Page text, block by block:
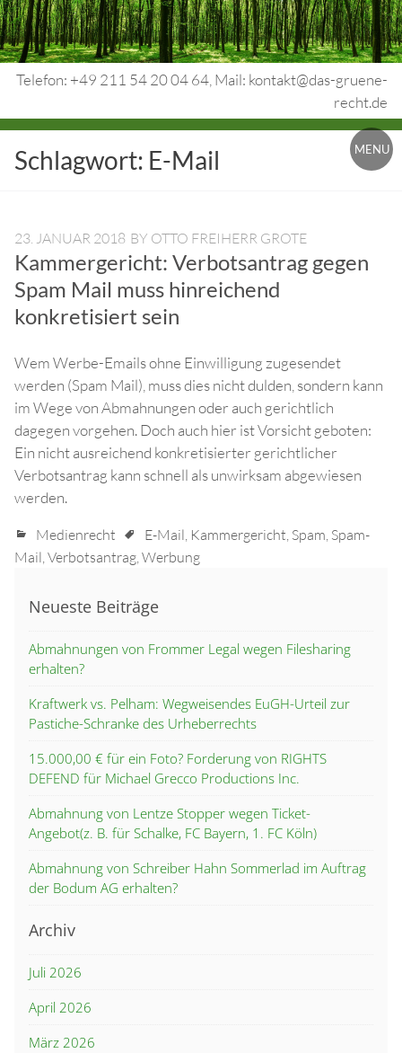
Skip
to
content
Telefon: +49 211 54 20 04 64, Mail: kontakt@das-gruene-
recht.de
Urheberrecht.
Medienrecht.
Rechtsschutz.
MENU
Schlagwort: E-Mail
23. JANUAR 2018 BY OTTO FREIHERR GROTE
Kammergericht: Verbotsantrag gegen
Spam Mail muss hinreichend
konkretisiert sein
Wem Werbe-Emails ohne Einwilligung zugesendet
werden (Spam Mail), muss dies nicht dulden, sondern kann
im Wege von Abmahnungen oder auch gerichtlich
dagegen vorgehen. Doch auch hier ist Vorsicht geboten:
Ein nicht ausreichend konkretisierter gerichtlicher
Verbotsantrag kann schnell als unwirksam abgewiesen
werden.
Medienrecht E-Mail, Kammergericht, Spam, Spam-
Mail,Verbotsantrag,Werbung
Neueste Beiträge
Abmahnungen von Frommer Legal wegen Filesharing
erhalten?
Kraftwerk vs. Pelham: Wegweisendes EuGH-Urteil zur
Pastiche-Schranke des Urheberrechts
15.000,00 € für ein Foto? Forderung von RIGHTS
DEFEND für Michael Grecco Productions Inc.
Abmahnung von Lentze Stopper wegen Ticket-
Angebot(z. B. für Schalke, FC Bayern, 1. FC Köln)
Abmahnung von Schreiber Hahn Sommerlad im Auftrag
der Bodum AG erhalten?
Archiv
Juli 2026
April 2026
März 2026